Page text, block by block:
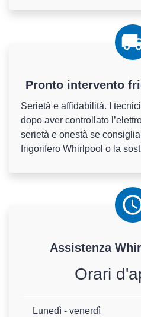
Pronto intervento
Serietà e affidabilità. I
dopo aver controllato
serietà e onestà se
frigorifero Whirlpool o la
Assistenza
Orari
Lunedì - venerdì